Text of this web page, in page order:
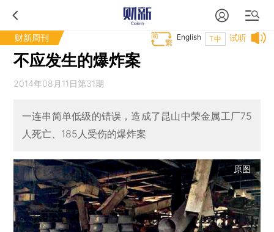
财新周刊 试听
T中
English
不应发生的爆炸案
2014年08月11日第31期
一连串简单低级的错误，造成了昆山中荣金属工厂75
人死亡、185人受伤的爆炸案
原图